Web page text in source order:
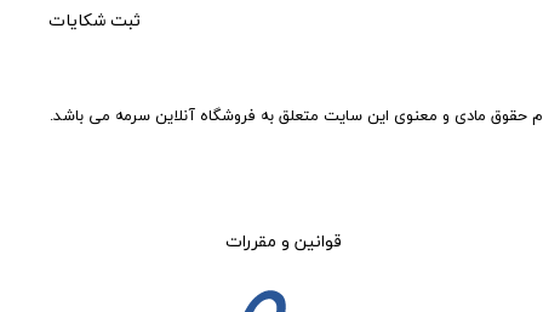
حقوق مادی و معنوی این سایت متعلق به فروشگاه آنلاین سرمه می باشد.
ثبت شکایات
قوانین و مقررات